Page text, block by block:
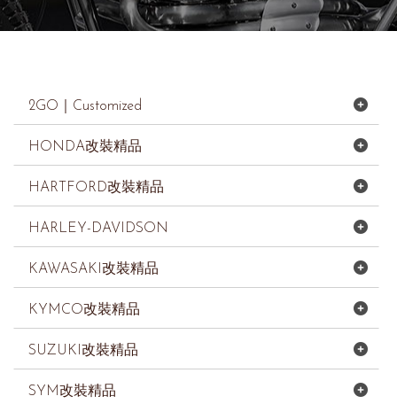
2GO｜Customized
HONDA改裝精品
HARTFORD改裝精品
HARLEY-DAVIDSON
KAWASAKI改裝精品
KYMCO改裝精品
SUZUKI改裝精品
SYM改裝精品